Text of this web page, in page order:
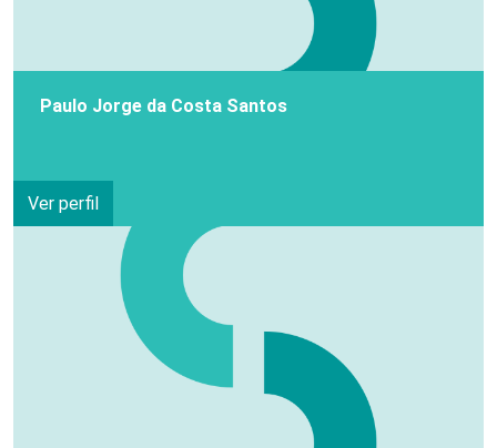
Paulo Jorge da Costa Santos
Ver perfil